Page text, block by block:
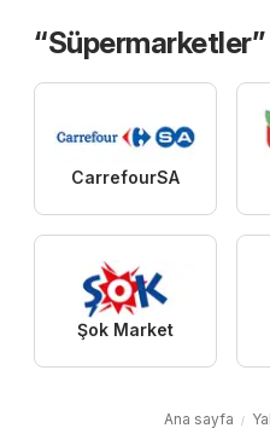
CarrefourSA
Şok Market
Ana sayfa